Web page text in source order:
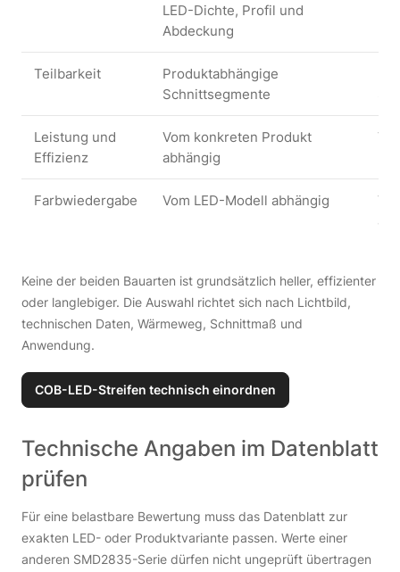
LED-Dichte, Profil und
Abdeckung
Teilbarkeit
Produktabhängige
Schnittsegmente
Leistung und
Effizienz
Vom konkreten Produkt
abhängig
Farbwiedergabe Vom LED-Modell abhängig
Keine der beiden Bauarten ist grundsätzlich heller, effizienter
oder langlebiger. Die Auswahl richtet sich nach Lichtbild,
technischen Daten, Wärmeweg, Schnittmaß und
Anwendung.
COB-LED-Streifen technisch einordnen
Technische Angaben im Datenblatt
prüfen
Für eine belastbare Bewertung muss das Datenblatt zur
exakten LED- oder Produktvariante passen. Werte einer
anderen SMD2835-Serie dürfen nicht ungeprüft übertragen